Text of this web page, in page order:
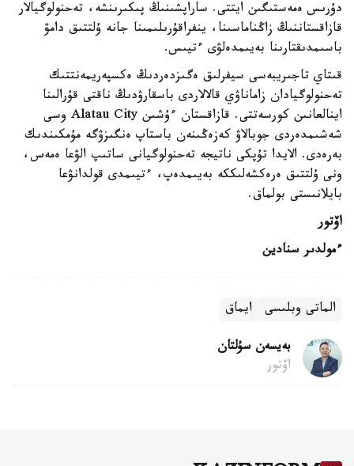
دۇرىس ەمەستىگىن ايتتى. ساراپشىنىڭ پىكىرىنشە، تەحنولوگيالار
قازاقستاننىڭ زاڭناماسىنا، ينفراقۇرىلىمىنا جانە ۇلتتىق دامۋ
باسىمدىقتارىنا بەيىمدەلۋى ءتيىس.
قىتاي تاجىريبەسى سيفرلىق ەگىزدەردىڭ ەكسپەريمەنتتىك
تەحنولوگيادان زاماناۋي قالالاردى باسقارۋدىڭ ناقتى قۇرالىنا
اينالعانىن كورسەتتى. قازاقستان ءۇشىن Alatau City وسى
شەشىمدەردى جوبالاۋ كەزەڭىنەن باستاپ ەنگىزۋگە مۇمكىندىك
بەرەدى. الايدا تۇپكى ناتيجە تەحنولوگيانى ساتىپ الۋعا ەمەس،
ونى ۇلتتىق ەرەكشەلىككە بەيىمدەپ، ءتيىمدى قولدانۋعا
بايلانىستى بولماق.
اۆتور
ءمولدىر سنادين
الماتى وبلىسى ايماق
بەيسەن سۇلتان
اۆتور